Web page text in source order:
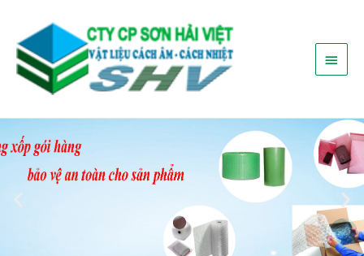
dung
chính